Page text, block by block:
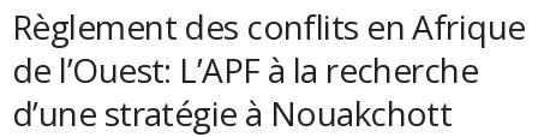
Règlement des conflits en Afrique
de l’Ouest: L’APF à la recherche
d’une stratégie à Nouakchott